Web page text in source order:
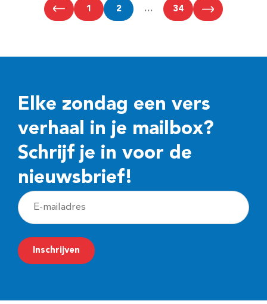
1 2 … 34
Elke zondag een vers
verhaal in je mailbox?
Schrijf je in voor de
nieuwsbrief!
E
-
m
a
Inschrijven